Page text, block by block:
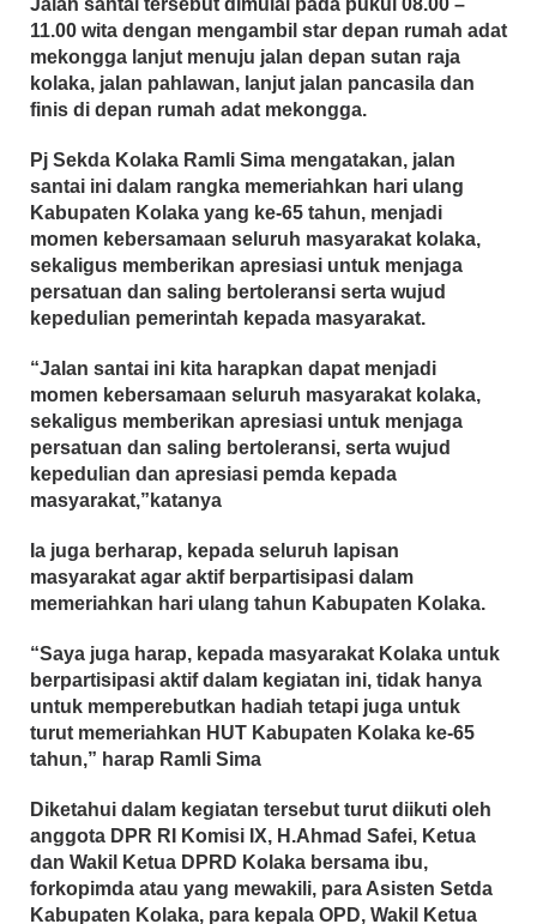
Jalan santai tersebut dimulai pada pukul 08.00 –
11.00 wita dengan mengambil star depan rumah adat
mekongga lanjut menuju jalan depan sutan raja
kolaka, jalan pahlawan, lanjut jalan pancasila dan
finis di depan rumah adat mekongga.
Pj Sekda Kolaka Ramli Sima mengatakan, jalan
santai ini dalam rangka memeriahkan hari ulang
Kabupaten Kolaka yang ke-65 tahun, menjadi
momen kebersamaan seluruh masyarakat kolaka,
sekaligus memberikan apresiasi untuk menjaga
persatuan dan saling bertoleransi serta wujud
kepedulian pemerintah kepada masyarakat.
“Jalan santai ini kita harapkan dapat menjadi
momen kebersamaan seluruh masyarakat kolaka,
sekaligus memberikan apresiasi untuk menjaga
persatuan dan saling bertoleransi, serta wujud
kepedulian dan apresiasi pemda kepada
masyarakat,”katanya
Ia juga berharap, kepada seluruh lapisan
masyarakat agar aktif berpartisipasi dalam
memeriahkan hari ulang tahun Kabupaten Kolaka.
“Saya juga harap, kepada masyarakat Kolaka untuk
berpartisipasi aktif dalam kegiatan ini, tidak hanya
untuk memperebutkan hadiah tetapi juga untuk
turut memeriahkan HUT Kabupaten Kolaka ke-65
tahun,” harap Ramli Sima
Diketahui dalam kegiatan tersebut turut diikuti oleh
anggota DPR RI Komisi IX, H.Ahmad Safei, Ketua
dan Wakil Ketua DPRD Kolaka bersama ibu,
forkopimda atau yang mewakili, para Asisten Setda
Kabupaten Kolaka, para kepala OPD, Wakil Ketua